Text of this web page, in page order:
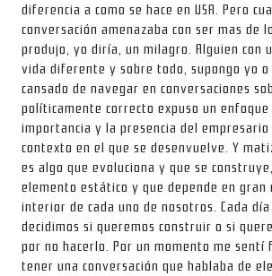
diferencia a como se hace en USA. Pero
conversación amenazaba con ser mas de
produjo, yo diría, un milagro. Alguien con
vida diferente y sobre todo, supongo yo o
cansado de navegar en conversaciones
políticamente correcto expuso un
importancia y la presencia del empresario
contexto en el que se desenvuelve. Y
es algo que evoluciona y que se
elemento estático y que depende en gran
interior de cada uno de nosotros. Cada
decidimos si queremos construir o si
por no hacerlo. Por un momento me sentí
tener una conversación que hablaba de